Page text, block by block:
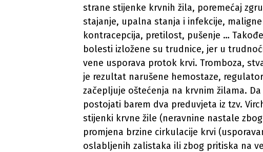
strane stijenke krvnih žila, poremećaj
stajanje, upalna stanja i infekcije,
kontracepcija, pretilost, pušenje …
bolesti izložene su trudnice, jer u
vene usporava protok krvi. Tromboza,
je rezultat narušene hemostaze,
začepljuje oštećenja na krvnim žilama.
postojati barem dva preduvjeta iz tzv.
stijenki krvne žile (neravnine nastale
promjena brzine cirkulacije krvi
oslabljenih zalistaka ili zbog pritiska na